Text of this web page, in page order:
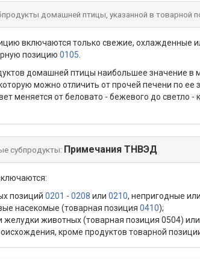
домашней птицы, указанной в товарной
включаются только свежие,
позицию 0105
домашней птицы наибольшее значение в
можно отличить от прочей печени по
меняется от беловато - бежевого до светло -
субпродукты: Примечания ТНВЭД
позиций 0201 - 0208 или 0210, непригодные
насекомые (товарная позиция 0410);
желудки животных (товарная позиция 0504)
кроме продуктов товарной